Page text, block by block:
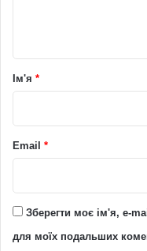
рІм'я *
Email *
Зберегти моє ім'я, e-
для моїх подальших